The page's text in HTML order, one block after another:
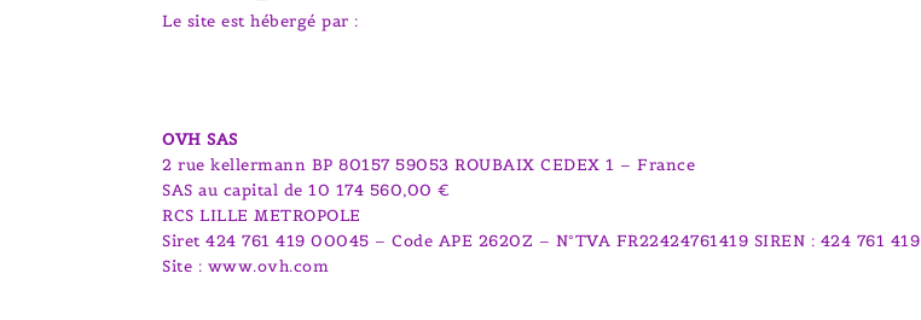
Le site est hébergé par :
OVH SAS
2 rue kellermann BP 80157 59053 ROUBAIX CEDEX 1 – France
SAS au capital de 10 174 560,00 €
RCS LILLE METROPOLE
Siret 424 761 419 00045 – Code APE 2620Z – N°TVA FR22424761419 SIREN : 424 761 419
Site : www.ovh.com